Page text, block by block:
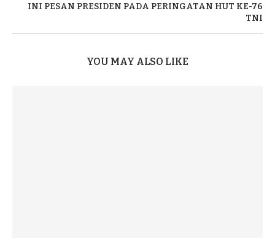
INI PESAN PRESIDEN PADA PERINGATAN HUT KE-76
TNI
YOU MAY ALSO LIKE